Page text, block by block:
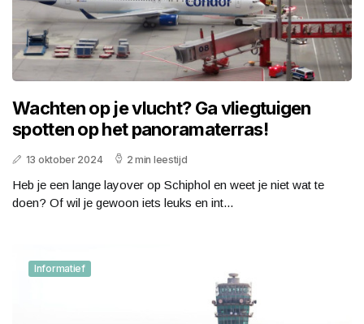
Wachten op je vlucht? Ga vliegtuigen
spotten op het panoramaterras!
13 oktober 2024 2 min leestijd
Heb je een lange layover op Schiphol en weet je niet wat te
doen? Of wil je gewoon iets leuks en int...
Informatief